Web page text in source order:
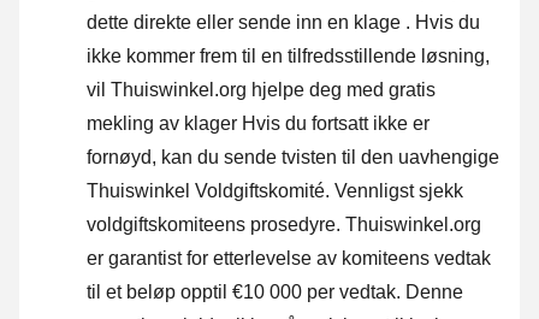
dette direkte eller sende inn en klage . Hvis du
ikke kommer frem til en tilfredsstillende løsning,
vil Thuiswinkel.org hjelpe deg med gratis
mekling av klager Hvis du fortsatt ikke er
fornøyd, kan du sende tvisten til den uavhengige
Thuiswinkel Voldgiftskomité. Vennligst sjekk
voldgiftskomiteens prosedyre. Thuiswinkel.org
er garantist for etterlevelse av komiteens vedtak
til et beløp opptil €10 000 per vedtak. Denne